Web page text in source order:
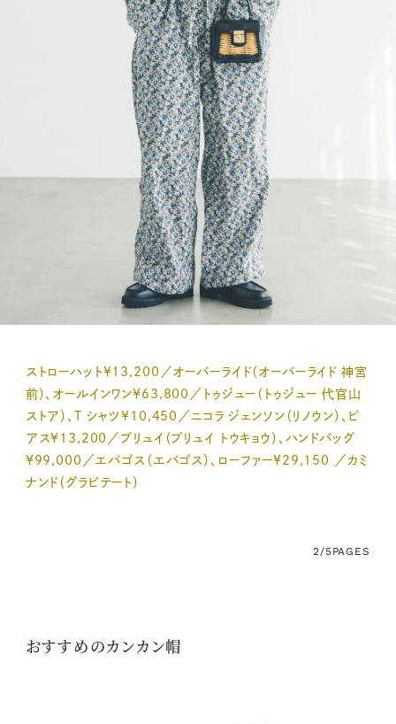
ストローハット¥13,200／オーバーライド（オーバーライド 神宮
前）、オールインワン¥63,800／トゥジュー（トゥジュー 代官山
ストア）、T シャツ¥10,450／ニコラ ジェンソン（リノウン）、ピ
アス¥13,200／プリュイ（プリュイ トウキョウ）、ハンドバッグ
¥99,000／エバゴス（エバゴス）、ローファー¥29,150 ／カミ
ナンド（グラビテート）
2/5PAGES
おすすめのカンカン帽